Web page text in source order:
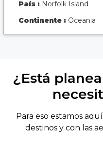
País : Norfolk Island
Continente : Oceania
¿Está
Para eso estamos
destinos y con las